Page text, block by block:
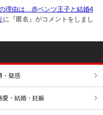
理由は…赤ベンツ王子と結婚4
に『匿名』がコメントをしまし
・疑惑
愛・結婚・妊娠